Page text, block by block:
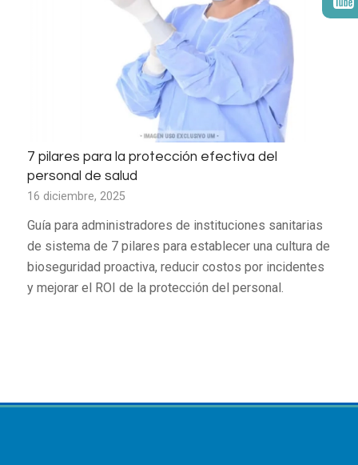
7 pilares para la protección efectiva del
personal de salud
16 diciembre, 2025
Guía para administradores de instituciones sanitarias
de sistema de 7 pilares para establecer una cultura de
bioseguridad proactiva, reducir costos por incidentes
y mejorar el ROI de la protección del personal.